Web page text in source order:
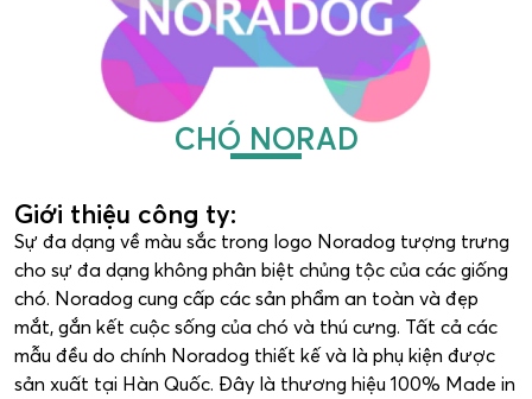
CHÓ NORAD
Giới thiệu công ty:
Sự đa dạng về màu sắc trong logo Noradog tượng trưng
cho sự đa dạng không phân biệt chủng tộc của các giống
chó. Noradog cung cấp các sản phẩm an toàn và đẹp
mắt, gắn kết cuộc sống của chó và thú cưng. Tất cả các
mẫu đều do chính Noradog thiết kế và là phụ kiện được
sản xuất tại Hàn Quốc. Đây là thương hiệu 100% Made in